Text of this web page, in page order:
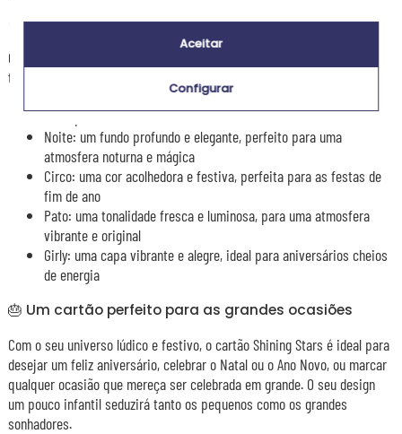
🎨 5 ambientes coloridos à escolha
O cartão Shining Stars declina-se em cinco universos para se adaptar a
todas as celebrações:
Branco: um fundo puro e luminoso, para uma elegância suave e
intemporal
Noite: um fundo profundo e elegante, perfeito para uma
atmosfera noturna e mágica
Circo: uma cor acolhedora e festiva, perfeita para as festas de
fim de ano
Pato: uma tonalidade fresca e luminosa, para uma atmosfera
vibrante e original
Girly: uma capa vibrante e alegre, ideal para aniversários cheios
de energia
🎂 Um cartão perfeito para as grandes ocasiões
Com o seu universo lúdico e festivo, o cartão Shining Stars é ideal para
desejar um feliz aniversário, celebrar o Natal ou o Ano Novo, ou marcar
qualquer ocasião que mereça ser celebrada em grande. O seu design
um pouco infantil seduzirá tanto os pequenos como os grandes
sonhadores.
Aceitar
Configurar